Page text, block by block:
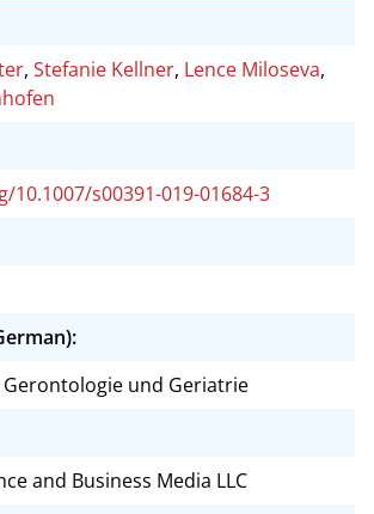
, Stefanie Kellner, Lence Miloseva,
s00391-019-01684-3
und Geriatrie
and Business Media LLC